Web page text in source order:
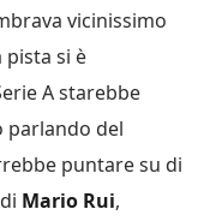
vicinissimo
pista si è
A starebbe
parlando del
puntare su di
Mario Rui,